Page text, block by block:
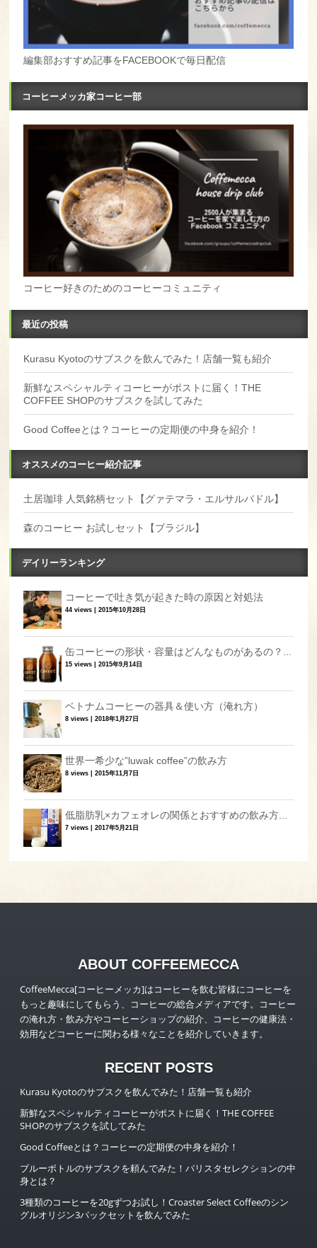
編集部おすすめ記事をFACEBOOKで毎日配信
コーヒーメッカ家コーヒー部
コーヒー好きのためのコーヒーコミュニティ
最近の投稿
Kurasu Kyotoのサブスクを飲んでみた！店舗一覧も紹介
新鮮なスペシャルティコーヒーがポストに届く！THE
COFFEE SHOPのサブスクを試してみた
Good Coffeeとは？コーヒーの定期便の中身を紹介！
オススメのコーヒー紹介記事
土居珈琲 人気銘柄セット【グァテマラ・エルサルバドル】
森のコーヒー お試しセット【ブラジル】
デイリーランキング
コーヒーで吐き気が起きた時の原因と対処法
44 views |2015年10月28日
缶コーヒーの形状・容量はどんなものがあるの？...
15 views |2015年9月14日
ベトナムコーヒーの器具＆使い方（淹れ方）
8 views |2018年1月27日
世界一希少な”luwak coffee”の飲み方
8 views |2015年11月7日
低脂肪乳×カフェオレの関係とおすすめの飲み方...
7 views |2017年5月21日
ABOUT COFFEEMECCA
CoffeeMecca[コーヒーメッカ]はコーヒーを飲む皆様にコーヒーを
もっと趣味にしてもらう、コーヒーの総合メディアです。コーヒー
の淹れ方・飲み方やコーヒーショップの紹介、コーヒーの健康法・
効用などコーヒーに関わる様々なことを紹介していきます。
RECENT POSTS
Kurasu Kyotoのサブスクを飲んでみた！店舗一覧も紹介
新鮮なスペシャルティコーヒーがポストに届く！THE COFFEE
SHOPのサブスクを試してみた
Good Coffeeとは？コーヒーの定期便の中身を紹介！
ブルーボトルのサブスクを頼んでみた！バリスタセレクションの中
身とは？
3種類のコーヒーを20gずつお試し！Croaster Select Coffeeのシン
グルオリジン3パックセットを飲んでみた